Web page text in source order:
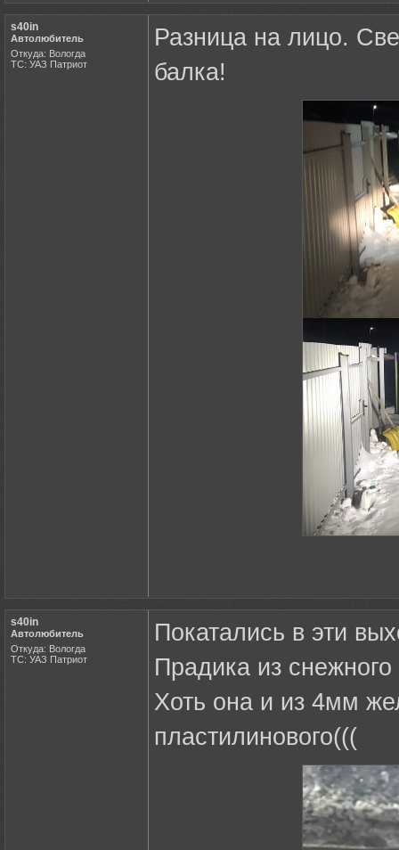
s40in
Автолюбитель
Откуда: Вологда
ТС: УАЗ Патриот
Разница на лицо.
балка!
s40in
Автолюбитель
Откуда: Вологда
ТС: УАЗ Патриот
Покатались в эти
Прадика из
Хоть она и из 4мм
пластилинового(((